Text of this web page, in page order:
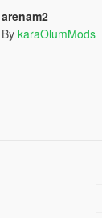
arenam2
By karaOlumMods